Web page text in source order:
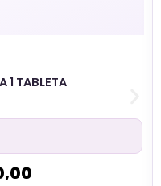
1 TABLETA